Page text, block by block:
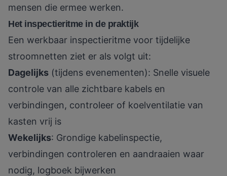
mensen die ermee werken.
Het inspectieritme in de praktijk
Een werkbaar inspectieritme voor tijdelijke
stroomnetten ziet er als volgt uit:
Dagelijks (tijdens evenementen): Snelle visuele
controle van alle zichtbare kabels en
verbindingen, controleer of koelventilatie van
kasten vrij is
Wekelijks: Grondige kabelinspectie,
verbindingen controleren en aandraaien waar
nodig, logboek bijwerken